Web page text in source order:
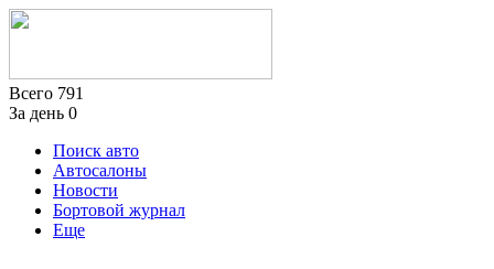
Всего 791
За день 0
Поиск авто
Автосалоны
Новости
Бортовой журнал
Еще